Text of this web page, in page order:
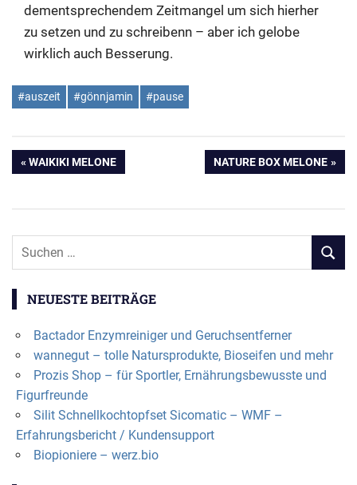
dementsprechendem Zeitmangel um sich hierher
zu setzen und zu schreibenn – aber ich gelobe
wirklich auch Besserung.
#auszeit #gönnjamin #pause
Beitragsnavigation
VORHERIGER
WAIKIKI MELONE
NÄCHSTER
NATURE BOX MELONE
NEUESTE BEITRÄGE
Bactador Enzymreiniger und Geruchsentferner
wannegut – tolle Natursprodukte, Bioseifen und mehr
Prozis Shop – für Sportler, Ernährungsbewusste und
Figurfreunde
Silit Schnellkochtopfset Sicomatic – WMF –
Erfahrungsbericht / Kundensupport
Biopioniere – werz.bio